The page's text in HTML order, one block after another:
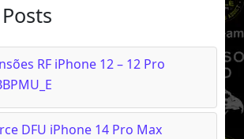
RF iPhone 12 – 12 Pro
DFU iPhone 14 Pro Max